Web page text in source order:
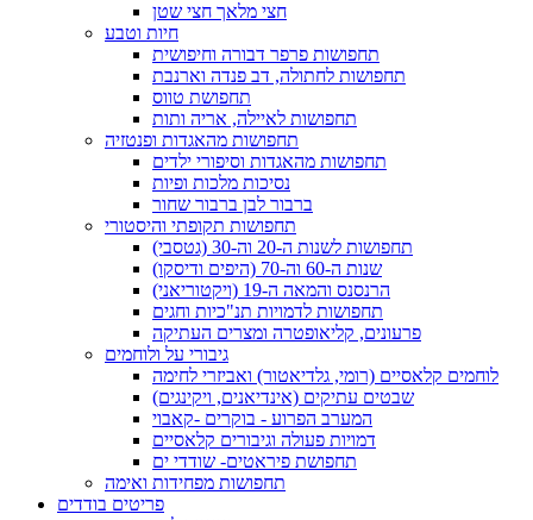
חצי מלאך חצי שטן
חיות וטבע
תחפושות פרפר דבורה וחיפושית
תחפושות לחתולה, דב פנדה וארנבת
תחפושת טווס
תחפושות לאיילה, אריה ותות
תחפושות מהאגדות ופנטזיה
תחפושות מהאגדות וסיפורי ילדים
נסיכות מלכות ופיות
ברבור לבן ברבור שחור
תחפושות תקופתי והיסטורי
תחפושות לשנות ה-20 וה-30 (גטסבי)
שנות ה-60 וה-70 (היפים ודיסקו)
הרנסנס והמאה ה-19 (ויקטוריאני)
תחפושות לדמויות תנ"כיות וחגים
פרעונים, קליאופטרה ומצרים העתיקה
גיבורי על ולוחמים
לוחמים קלאסיים (רומי, גלדיאטור) ואביזרי לחימה
שבטים עתיקים (אינדיאנים, ויקינגים)
המערב הפרוע - בוקרים -קאבוי
דמויות פעולה וגיבורים קלאסיים
תחפושת פיראטים- שודדי ים
תחפושות מפחידות ואימה
פריטים בודדים